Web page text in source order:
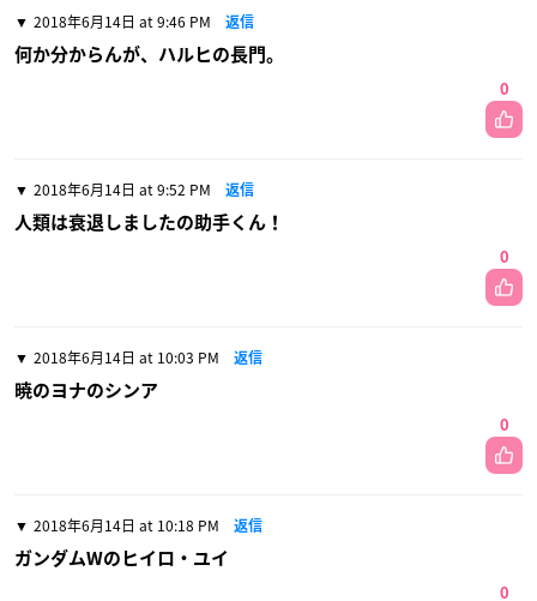
2018年6月14日 at 9:46 PM 返信
何か分からんが、ハルヒの長門。
0
2018年6月14日 at 9:52 PM 返信
人類は衰退しましたの助手くん！
0
2018年6月14日 at 10:03 PM 返信
暁のヨナのシンア
0
2018年6月14日 at 10:18 PM 返信
ガンダムWのヒイロ・ユイ
0